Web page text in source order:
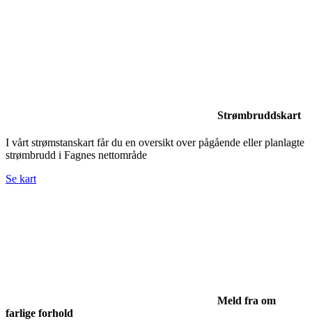
Strømbruddskart
I vårt strømstanskart får du en oversikt over pågående eller planlagte
strømbrudd i Fagnes nettområde
Se kart
Meld fra om
farlige forhold